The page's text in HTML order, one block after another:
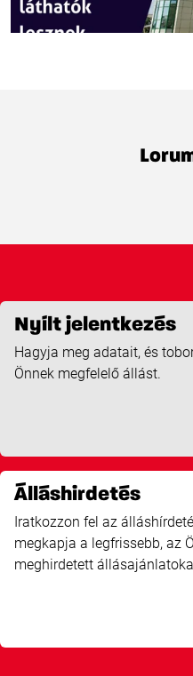
Nyílt jelentkezés
Hagyja meg adatait, és
Önnek megfelelő állást.
Álláshirdetés
Iratkozzon fel az
megkapja a legfrissebb, az
meghirdetett